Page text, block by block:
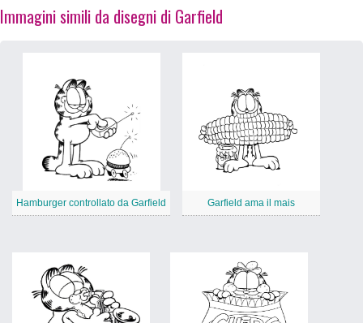
Immagini simili da disegni di Garfield
Hamburger controllato da Garfield Garfield ama il mais